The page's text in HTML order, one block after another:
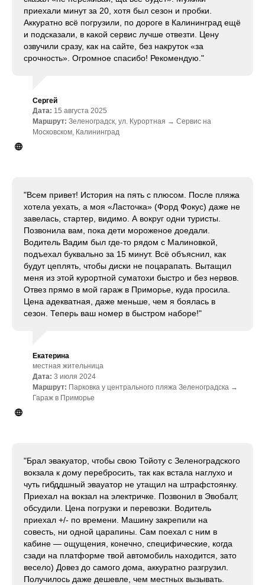
приехали минут за 20, хотя был сезон и пробки.
Аккуратно всё погрузили, по дороге в Калининград ещё
и подсказали, в какой сервис лучше отвезти. Цену
озвучили сразу, как на сайте, без накруток «за
срочность». Огромное спасибо! Рекомендую."
Сергей
Дата: 15 августа 2025
Маршрут: Зеленоградск, ул. Курортная → Сервис на
Московском, Калининград
"Всем привет! История на пять с плюсом. После пляжа
хотела уехать, а моя «Ласточка» (Форд Фокус) даже не
завелась, стартер, видимо. А вокруг одни туристы.
Позвонила вам, пока дети мороженое доедали.
Водитель Вадим был где-то рядом с Малиновкой,
подъехал буквально за 15 минут. Всё объяснил, как
будут цеплять, чтобы диски не поцарапать. Вытащил
меня из этой курортной суматохи быстро и без нервов.
Отвез прямо в мой гараж в Приморье, куда просила.
Цена адекватная, даже меньше, чем я боялась в
сезон. Теперь ваш номер в быстром наборе!"
Екатерина
местная жительница
Дата: 3 июля 2024
Маршрут: Парковка у центрального пляжа Зеленоградска →
Гараж в Приморье
"Брал эвакуатор, чтобы свою Тойоту с Зеленоградского
вокзала к дому перебросить, так как встала наглухо и
чуть гибддшный эвауатор не утащил на штрафстоянку.
Приехал на вокзал на электричке. Позвонил в Эвобалт,
обсудили. Цена погрузки и перевозки. Водитель
приехал +/- по времени. Машину закрепили на
совесть, ни одной царапины. Сам поехал с ним в
кабине — ощущения, конечно, специфические, когда
сзади на платформе твой автомобиль находится, зато
весело) Довез до самого дома, аккуратно разгрузил.
Получилось даже дешевле, чем местных вызывать.